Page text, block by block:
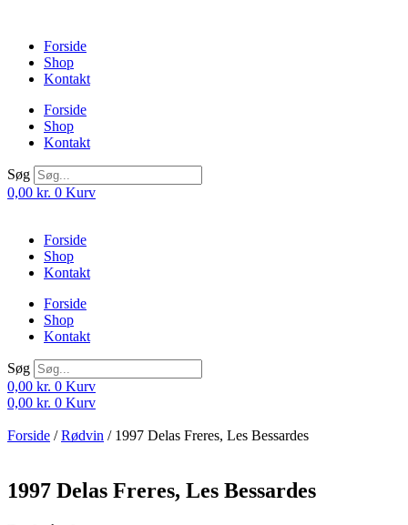
indholdForside
Shop
Kontakt
Forside
Shop
Kontakt
Søg
0,00 kr. 0 Kurv
Forside
Shop
Kontakt
Forside
Shop
Kontakt
Søg
0,00 kr. 0 Kurv
0,00 kr. 0 Kurv
Forside /Rødvin / 1997 Delas Freres, Les Bessardes
1997 Delas Freres, Les Bessardes